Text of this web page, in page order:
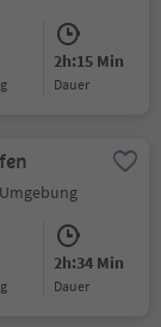
2h:15 Min
Dauer
2h:34 Min
Dauer